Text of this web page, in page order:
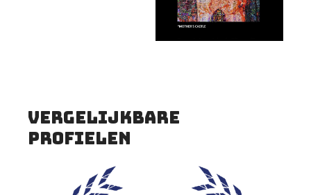
vergelijkbare
profielen